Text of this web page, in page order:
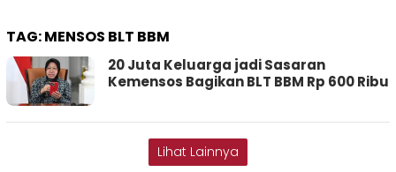
TAG:MENSOS BLT BBM
20 Juta Keluarga jadi Sasaran
Kemensos Bagikan BLT BBM Rp 600 Ribu
Lihat Lainnya